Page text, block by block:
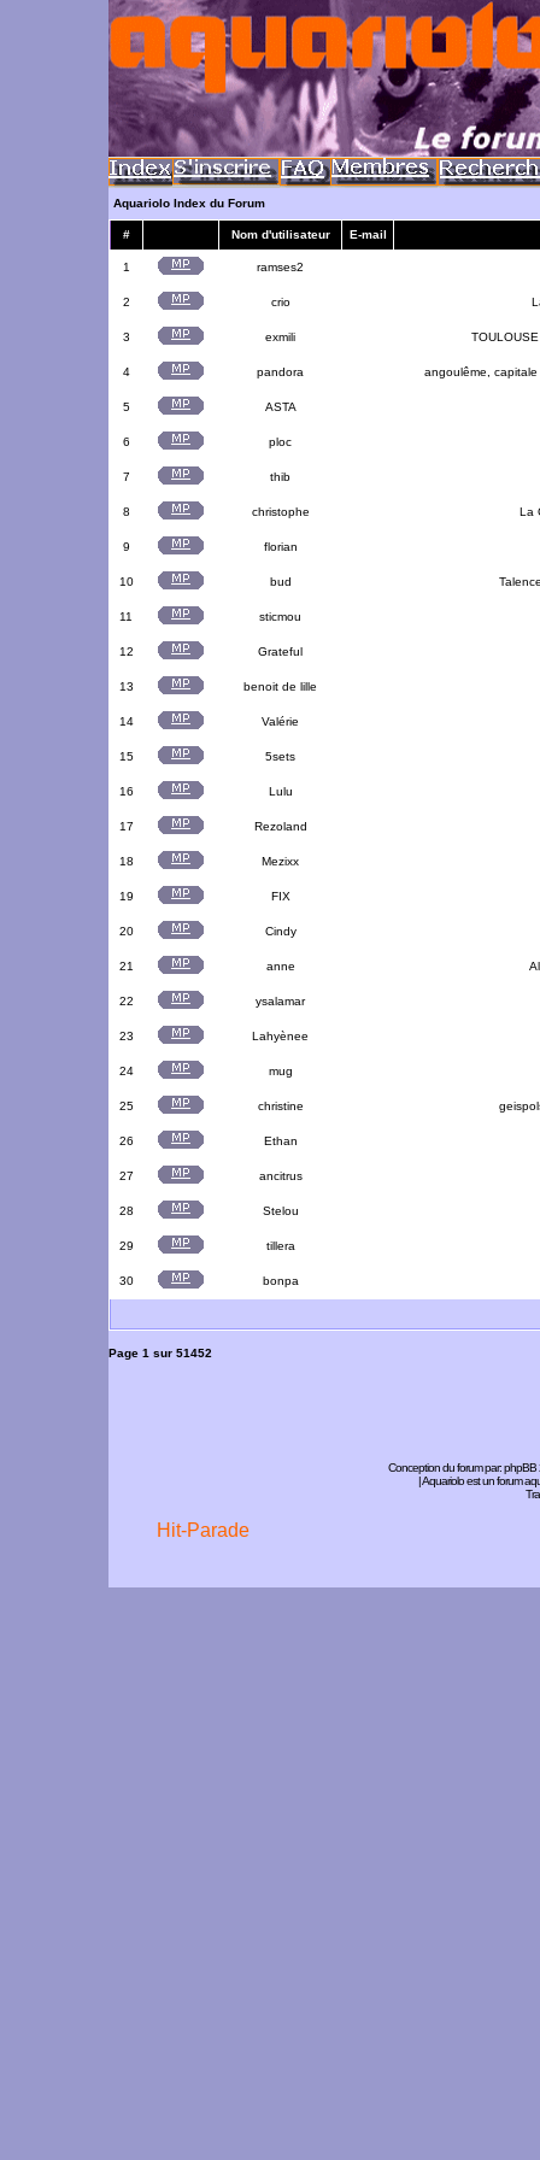
Aquariolo Index du Forum
# Nom d'utilisateur E-mail
1 ramses2
2 crio
3 exmili
4 pandora angoulême,
5 ASTA
6 ploc
7 thib
8 christophe La
9 florian
10 bud
11 sticmou
12 Grateful
13 benoit de lille
14 Valérie
15 5sets
16 Lulu
17 Rezoland
18 Mezixx
19 FIX
20 Cindy
21 anne
22 ysalamar
23 Lahyènee
24 mug
25 christine
26 Ethan
27 ancitrus
28 Stelou
29 tillera
30 bonpa
Page 1 sur 51452
Conception du forum par:phpBB
| Aquariolo est un forum